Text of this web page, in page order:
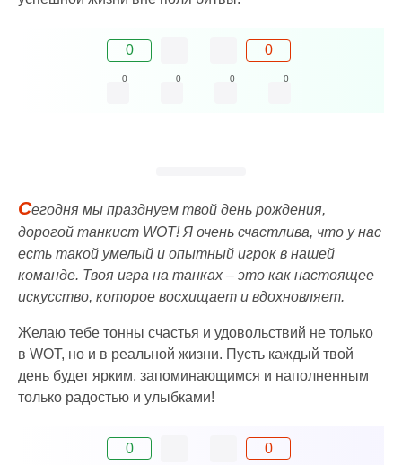
0 0
0 0 0 0
Сегодня мы празднуем твой день рождения,
дорогой танкист WOT! Я очень счастлива, что у нас
есть такой умелый и опытный игрок в нашей
команде. Твоя игра на танках – это как настоящее
искусство, которое восхищает и вдохновляет.
Желаю тебе тонны счастья и удовольствий не только
в WOT, но и в реальной жизни. Пусть каждый твой
день будет ярким, запоминающимся и наполненным
только радостью и улыбками!
0 0